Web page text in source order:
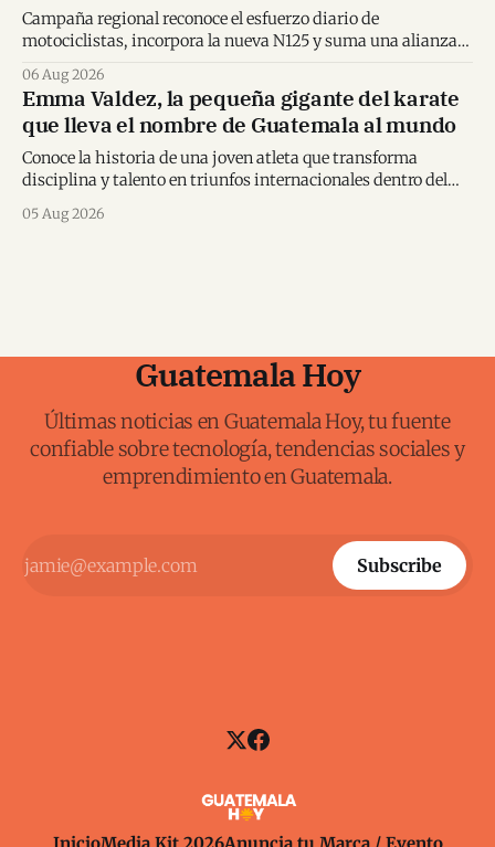
Campaña regional reconoce el esfuerzo diario de
motociclistas, incorpora la nueva N125 y suma una alianza
06 Aug 2026
Emma Valdez, la pequeña gigante del karate
que lleva el nombre de Guatemala al mundo
Conoce la historia de una joven atleta que transforma
disciplina y talento en triunfos internacionales dentro del
05 Aug 2026
Guatemala Hoy
Últimas noticias en Guatemala Hoy, tu fuente
confiable sobre tecnología, tendencias sociales y
emprendimiento en Guatemala.
Subscribe